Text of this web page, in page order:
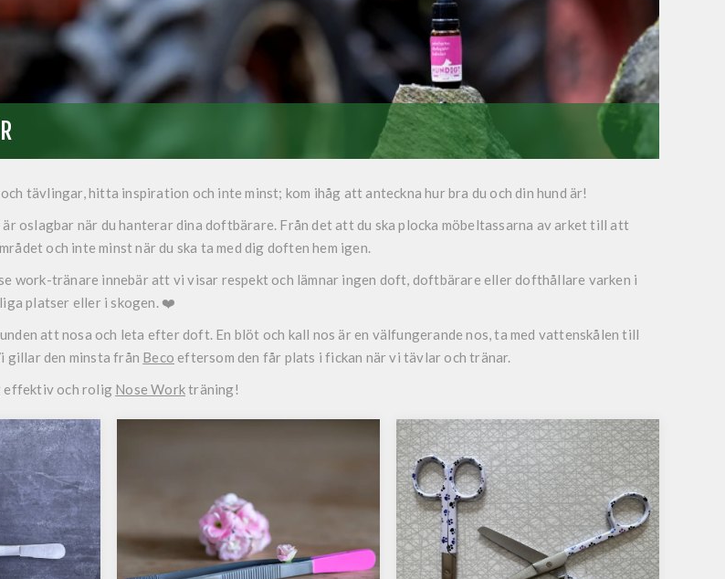
tävlingar, hitta inspiration och inte minst; kom ihåg att anteckna hur bra du och din hund är!
oslagbar när du hanterar dina doftbärare. Från det att du ska plocka möbeltassarna av arket till att
och inte minst när du ska ta med dig doften hem igen.
work-tränare innebär att vi visar respekt och lämnar ingen doft, doftbärare eller dofthållare varken i
platser eller i skogen. ❤️
att nosa och leta efter doft. En blöt och kall nos är en välfungerande nos, ta med vattenskålen till
gillar den minsta från Beco eftersom den får plats i fickan när vi tävlar och tränar.
effektiv och rolig Nose Workträning!